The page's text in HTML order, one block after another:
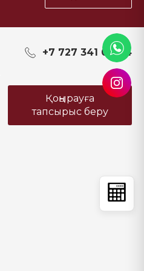
+7 727 341 04 04
Қоңырауға
тапсырыс беру